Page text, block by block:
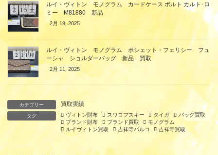
ルイ・ヴィトン モノグラム カードケース ポルト カルト･ロ
ミー M81880 新品
2月 19, 2025
ルイ・ヴィトン モノグラム ポシェット・フェリシー フュ
ーシャ ショルダーバッグ 新品 買取
2月 11, 2025
カテゴリー 買取実績
タグ ヴィトン財布 スワロフスキー タイガ
バッグ買取
ブランド財布
ブランド買取
モノグラム
ルイヴィトン買取
吉祥寺パルコ 吉祥寺買取